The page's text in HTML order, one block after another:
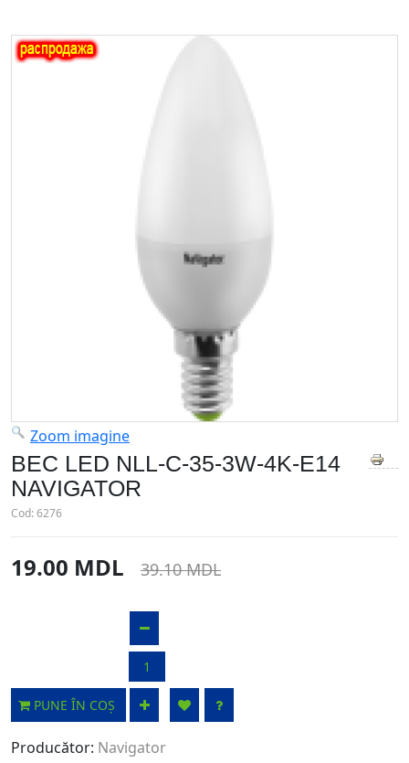
Zoom imagine
BEC LED NLL-C-35-3W-4K-E14
NAVIGATOR
Cod:6276
19.00 MDL 39.10 MDL
PUNE ÎN COȘ
Producător: Navigator